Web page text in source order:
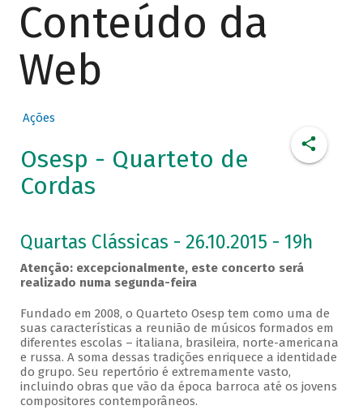
Conteúdo da
Web
Ações
Osesp - Quarteto de
Cordas
Quartas Clássicas - 26.10.2015 - 19h
Atenção: excepcionalmente, este concerto será
realizado numa segunda-feira
Fundado em 2008, o Quarteto Osesp tem como uma de
suas características a reunião de músicos formados em
diferentes escolas – italiana, brasileira, norte-americana
e russa. A soma dessas tradições enriquece a identidade
do grupo. Seu repertório é extremamente vasto,
incluindo obras que vão da época barroca até os jovens
compositores contemporâneos.